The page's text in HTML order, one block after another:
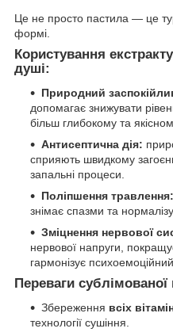
Це не просто пастила — це
формі.
Користування
душі:
Природний
допомагає знижувати
більш глибокому та
Антисептична дія:
сприяють швидкому
запальні процеси.
Поліпшення травлення:
знімає спазми та
Зміцнення нервової
нервової напруги,
гармонізує
Переваги
Збереження всіх
технології сушіння.